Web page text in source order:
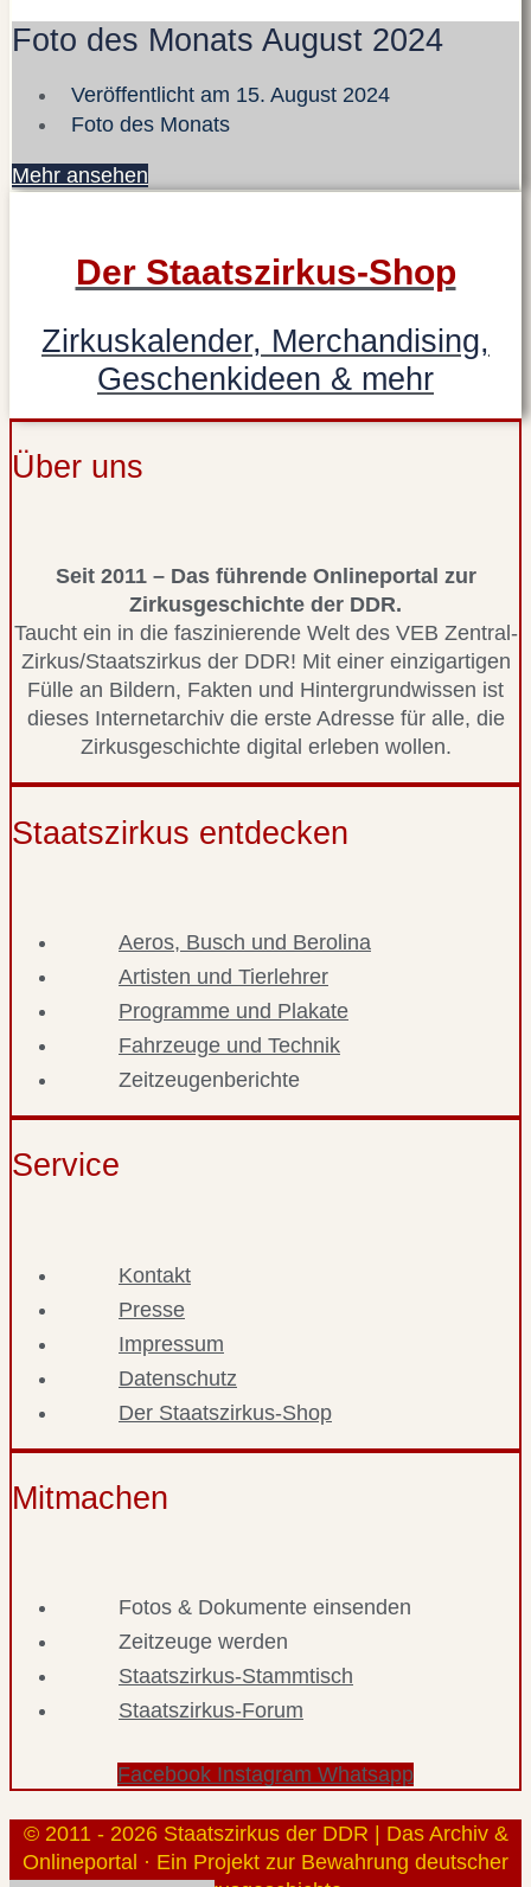
Foto des Monats August 2024
Veröffentlicht am 15. August 2024
Foto des Monats
Mehr ansehen
Der Staatszirkus-Shop
Zirkuskalender, Merchandising,
Geschenkideen & mehr
Über uns
Seit 2011 – Das führende Onlineportal zur
Zirkusgeschichte der DDR.
Taucht ein in die faszinierende Welt des VEB Zentral-
Zirkus/Staatszirkus der DDR! Mit einer einzigartigen
Fülle an Bildern, Fakten und Hintergrundwissen ist
dieses Internetarchiv die erste Adresse für alle, die
Zirkusgeschichte digital erleben wollen.
Staatszirkus entdecken
Aeros, Busch und Berolina
Artisten und Tierlehrer
Programme und Plakate
Fahrzeuge und Technik
Zeitzeugenberichte
Service
Kontakt
Presse
Impressum
Datenschutz
Der Staatszirkus-Shop
Mitmachen
Fotos & Dokumente einsenden
Zeitzeuge werden
Staatszirkus-Stammtisch
Staatszirkus-Forum
Facebook Instagram Whatsapp
© 2011 - 2026 Staatszirkus der DDR | Das Archiv &
Onlineportal · Ein Projekt zur Bewahrung deutscher